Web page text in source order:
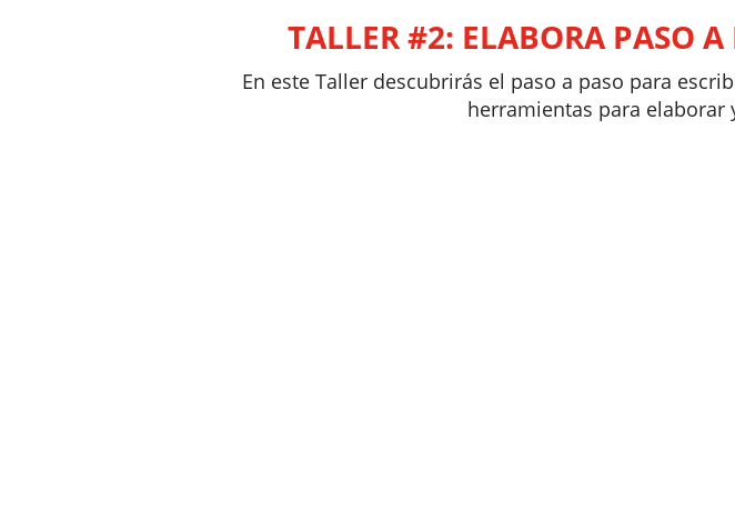
TALLER #2: ELABORA PASO
En este Taller descubrirás el paso a paso para
herramientas para